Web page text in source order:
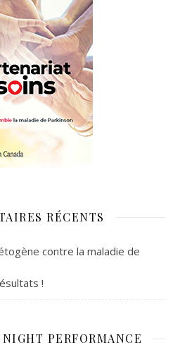
RÉCENTS
contre la maladie de
!
PERFORMANCE